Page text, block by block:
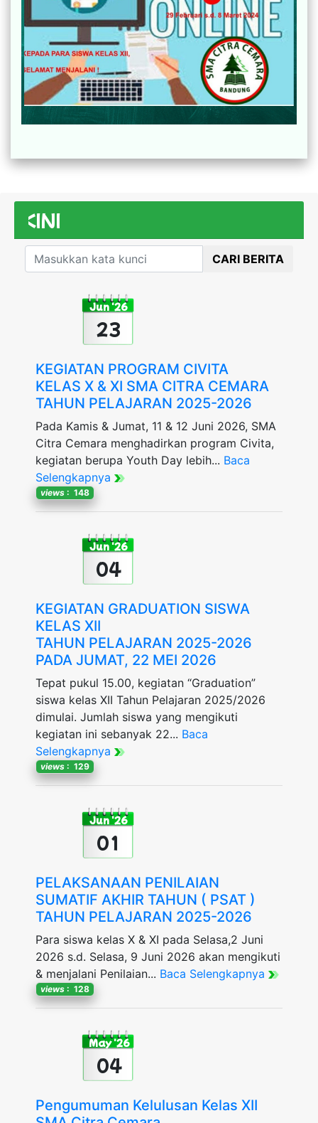
CARI BERITA
Jun '26
23
KEGIATAN PROGRAM CIVITA
KELAS X & XI SMA CITRA CEMARA
TAHUN PELAJARAN 2025-2026
Pada Kamis & Jumat, 11 & 12 Juni 2026, SMA
Citra Cemara menghadirkan program Civita,
kegiatan berupa Youth Day lebih... Baca
Selengkapnya
views : 148
Jun '26
04
KEGIATAN GRADUATION SISWA
KELAS XII
TAHUN PELAJARAN 2025-2026
PADA JUMAT, 22 MEI 2026
Tepat pukul 15.00, kegiatan “Graduation”
siswa kelas XII Tahun Pelajaran 2025/2026
dimulai. Jumlah siswa yang mengikuti
kegiatan ini sebanyak 22... Baca
Selengkapnya
views : 129
Jun '26
01
PELAKSANAAN PENILAIAN
SUMATIF AKHIR TAHUN ( PSAT )
TAHUN PELAJARAN 2025-2026
Para siswa kelas X & XI pada Selasa,2 Juni
2026 s.d. Selasa, 9 Juni 2026 akan mengikuti
& menjalani Penilaian... Baca Selengkapnya
views : 128
May '26
04
Pengumuman Kelulusan Kelas XII